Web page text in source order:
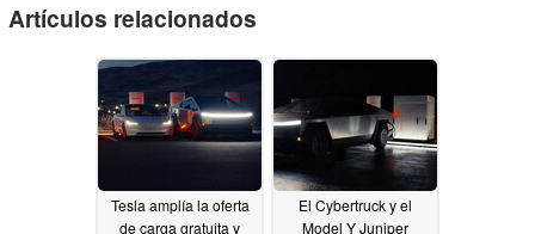
Artículos relacionados
Tesla amplía la oferta
de carga gratuita y
El Cybertruck y el
Model Y Juniper